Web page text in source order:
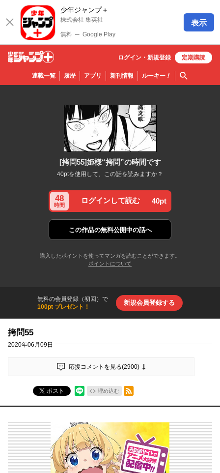
少年ジャンプ＋
株式会社 集英社
無料 ─ Google Play
表示
少年ジ
ャンプ
連載一覧 履歴 アプリ 新刊情報 ルーキー！ 検索
ログイン・ 新規登録 定期購読
[拷問55]姫様“拷問”の時間です
40ptを使用して、この話を読みますか？
48
時間
ログインして読む 40pt
この作品の無料公開中の話へ
購入したポイントを使ってマンガを読むことができます。
ポイントについて
無料の会員登録（初回）で
100pt プレゼント！
新規会員登録する
拷問55
2020年06月09日
応援コメントを見る(2900)
ポスト 埋め込む
RSSフィード